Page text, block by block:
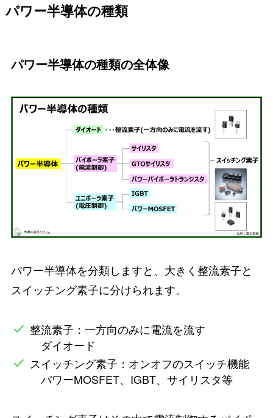
パワー半導体の種類
パワー半導体の種類の全体像
パワー半導体を分類しますと、大きく整流素子と
スイッチング素子に分けられます。
整流素子 ：一方向のみに電流を流す
ダイオード
スイッチング素子 ：オンオフのスイッチ機能
パワーMOSFET、IGBT、サイリスタ等